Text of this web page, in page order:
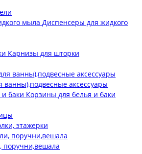
Диспенсеры для жидкого
Карнизы для шторки
ванны),подвесные аксессуары
Корзины для белья и баки
этажерки
поручни,вешала